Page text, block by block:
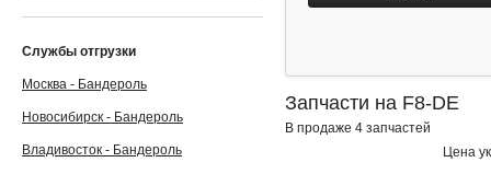
Запчасти на F8-DE
В продаже 4 запчастей
Цена
Службы отгрузки
Москва - Бандероль
Новосибирск - Бандероль
Владивосток - Бандероль